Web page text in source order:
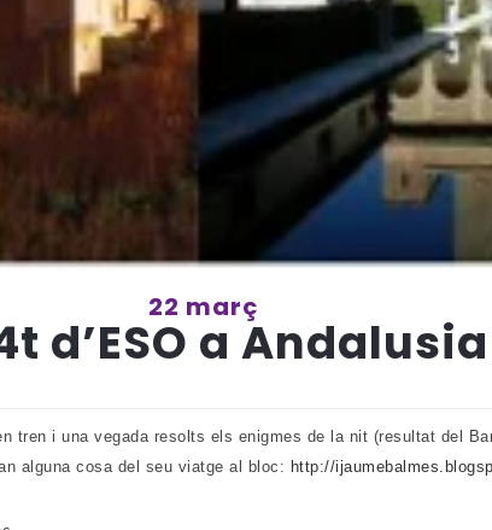
22 març
d’ESO a
tren i una vegada resolts els enigmes de la nit (resultat del
alguna cosa del seu viatge al bloc: http://